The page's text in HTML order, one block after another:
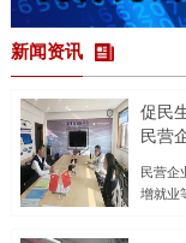
新闻资讯
促民
民营
民营企
增就业